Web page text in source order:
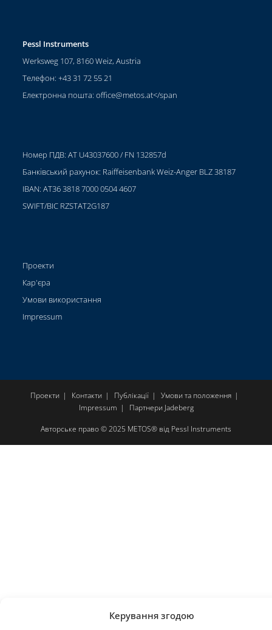
Керування згодою
Pessl Instruments
Werksweg 107, 8160 Weiz, Austria
Телефон: +43 31 72 55 21
Електронна пошта:office@metos.at</span
Номер ПДВ: AT U43037600 / FN 132857d
Банківський рахунок: Raiffeisenbank Weiz-Anger BLZ 38187
IBAN: AT36 3818 7000 0504 4607
SWIFT/BIC RZSTAT2G187
Проекти
Кар'єра
Умови використання
Impressum
Проекти Контакти Публікації
Умови та положення
Impressum
Партнери Jadeberg
Авторське право © 2025 METOS® від Pessl Instruments